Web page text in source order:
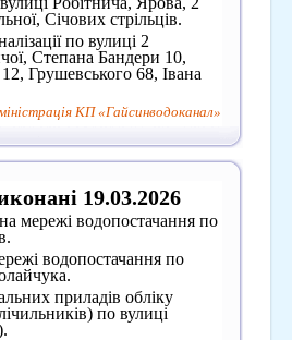
Січових стрільців.
по вулиці 2
Степана Бандери 10,
Грушевського 68, Івана
КП «Гайсинводоканал»
19.03.2026
мережі водопостачання по
водопостачання по
приладів обліку
по вулиці